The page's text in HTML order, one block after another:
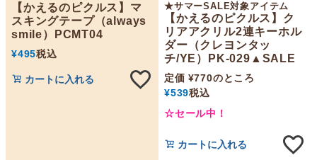
【かえるのピクルス】マ
スキングテープ（always
smile）PCMT04
¥495税込
カートに入れる
★サマーSALE対象アイテム
【かえるのピクルス】ク
リアアクリル2連キーホル
ダー（クレヨンタッ
チ/YE）PK-029▲SALE
定価 ¥770のところ
¥539税込
☆セール中！
カートに入れる